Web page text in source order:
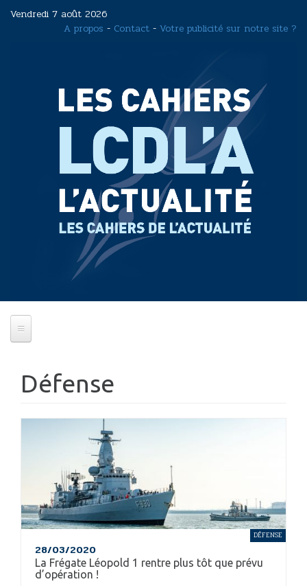
Vendredi 7 août 2026
A propos - Contact - Votre publicité sur notre site ?
Défense
28/03/2020
La Frégate Léopold 1 rentre plus tôt que prévu
d’opération !
DÉFENSE